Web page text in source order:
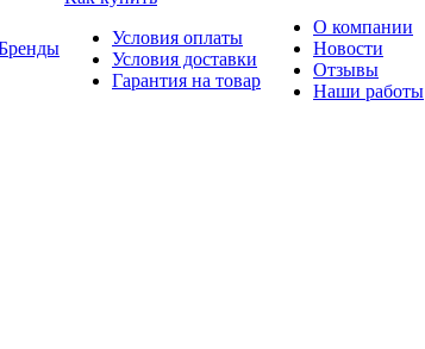
Условия оплаты
Условия доставки
Гарантия на товар
О компании
Новости
Отзывы
Наши работы